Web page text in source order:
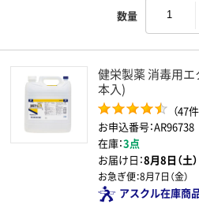
数量
健栄製薬 消毒用エ
本入)
（47件
お申込番号：AR96738
在庫：3点
お届け日：8月8日（土）
お急ぎ便：8月7日（金）
アスクル在庫商